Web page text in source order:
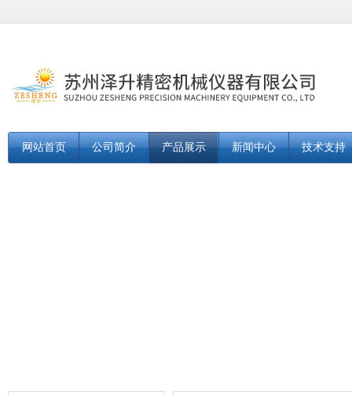
网站首页 公司简介 产品展示 新闻中心 技术支持